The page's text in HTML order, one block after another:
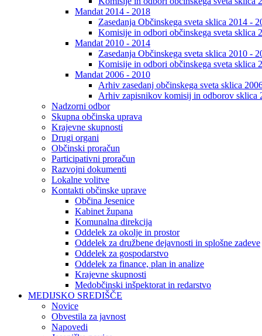
Mandat 2014 - 2018
Zasedanja Občinskega sveta sklica 2014 -
Komisije in odbori občinskega sveta sklica
Mandat 2010 - 2014
Zasedanja Občinskega sveta sklica 2010 -
Komisije in odbori občinskega sveta sklica
Mandat 2006 - 2010
Arhiv zasedanj občinskega sveta sklica
Arhiv zapisnikov komisij in odborov sklica
Nadzorni odbor
Skupna občinska uprava
Krajevne skupnosti
Drugi organi
Občinski proračun
Participativni proračun
Razvojni dokumenti
Lokalne volitve
Kontakti občinske uprave
Občina Jesenice
Kabinet župana
Komunalna direkcija
Oddelek za okolje in prostor
Oddelek za družbene dejavnosti in splošne zadeve
Oddelek za gospodarstvo
Oddelek za finance, plan in analize
Krajevne skupnosti
Medobčinski inšpektorat in redarstvo
MEDIJSKO SREDIŠČE
Novice
Obvestila za javnost
Napovedi